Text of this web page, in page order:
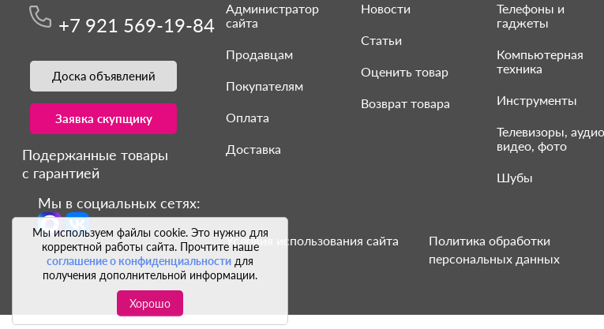
Мы используем файлы cookie. Это нужно для
корректной работы сайта. Прочтите наше
соглашение о конфиденциальности для
получения дополнительной информации.
Хорошо
+7 921 569-19-84
Доска объявлений
Заявка скупщику
Подержанные товары
с гарантией
Мы в социальных сетях:
Администратор
сайта
Продавцам
Покупателям
Оплата
Доставка
Новости
Статьи
Оценить товар
Возврат товара
Телефоны и
гаджеты
Компьютерная
техника
Инструменты
Телевизоры,
видео, фото
Шубы
Условия использования сайта
Политика обработки
персональных данных